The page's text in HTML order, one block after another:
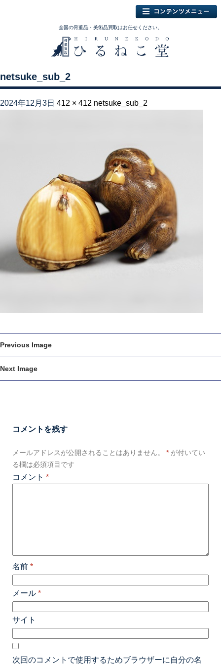
全国の骨董品・美術品買取はお任せください。
netsuke_sub_2
2024年12月3日 412 × 412 netsuke_sub_2
Previous Image
Next Image
コメントを残す
メールアドレスが公開されることはありません。 * が付いてい
る欄は必須項目です
コメント *
名前 *
メール *
サイト
次回のコメントで使用するためブラウザーに自分の名